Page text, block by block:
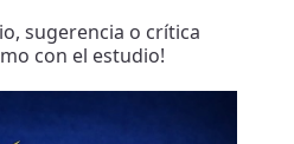
sugerencia o crítica
con el estudio!